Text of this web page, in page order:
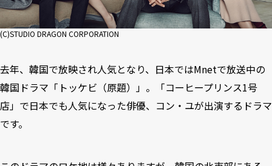
(C)STUDIO DRAGON CORPORATION
去年、韓国で放映され人気となり、日本ではMnetで放送中の
韓国ドラマ「 トッケビ（原題）
」。「コーヒープリンス1号
店」で日本でも人気になった俳優、コン・ユが出演するドラマ
です。